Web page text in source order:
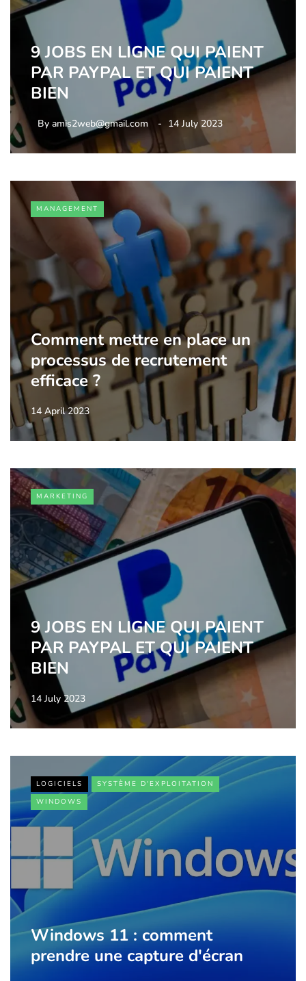
9 JOBS EN LIGNE QUI PAIENT
PAR PAYPAL ET QUI PAIENT
BIEN
By amis2web@gmail.com 14 July 2023
MANAGEMENT
Comment mettre en place un
processus de recrutement
efficace ?
14 April 2023
MARKETING
9 JOBS EN LIGNE QUI PAIENT
PAR PAYPAL ET QUI PAIENT
BIEN
14 July 2023
LOGICIELS
SYSTÈME D'EXPLOITATION
WINDOWS
Windows 11 : comment
prendre une capture d'écran